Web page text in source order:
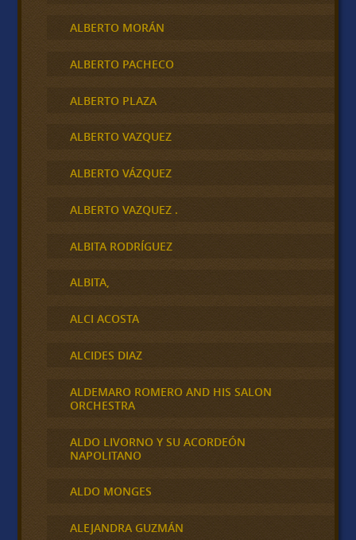
ALBERTO MORÁN
ALBERTO PACHECO
ALBERTO PLAZA
ALBERTO VAZQUEZ
ALBERTO VÁZQUEZ
ALBERTO VAZQUEZ .
ALBITA RODRÍGUEZ
ALBITA,
ALCI ACOSTA
ALCIDES DIAZ
ALDEMARO ROMERO AND HIS SALON
ORCHESTRA
ALDO LIVORNO Y SU ACORDEÓN
NAPOLITANO
ALDO MONGES
ALEJANDRA GUZMÁN